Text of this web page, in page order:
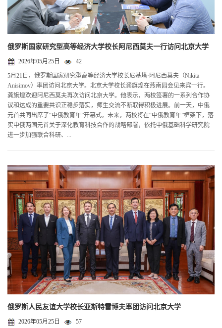
俄罗斯国家研究型高等经济大学校长阿尼西莫夫一行访问北京大学
2026年05月25日 42
5月21日，俄罗斯国家研究型高等经济大学校长尼基塔·阿尼西莫夫（Nikita
Anisimov）率团访问北京大学。北京大学校长龚旗煌在燕南园会见来宾一行。
龚旗煌欢迎阿尼西莫夫再次访问北京大学。他表示，两校签署的一系列合作协
议和达成的重要共识正稳步落实，师生交流不断取得积极进展。前一天，中俄
元首共同出席了“中俄教育年”开幕式。未来，两校将在“中俄教育年”框架下，落
实中俄两国元首关于深化教育科技合作的战略部署，依托中俄基础科学研究院
进一步加强联合科研、...
俄罗斯人民友谊大学校长亚斯特雷博夫率团访问北京大学
2026年05月25日 57